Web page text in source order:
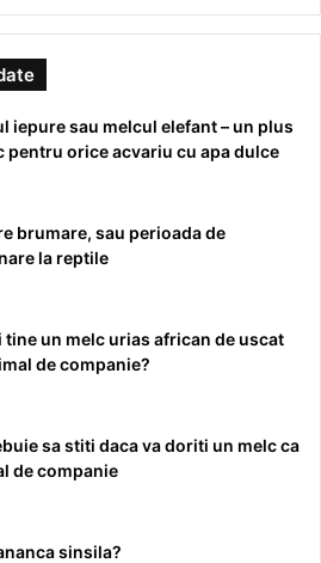
iepure sau melcul elefant – un plus
pentru orice acvariu cu apa dulce
brumare, sau perioada de
la reptile
tine un melc urias african de uscat
de companie?
sa stiti daca va doriti un melc ca
de companie
sinsila?